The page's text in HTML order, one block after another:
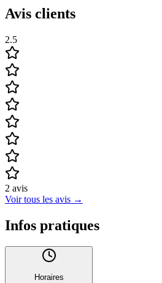
Avis clients
2.5
2 avis
Voir tous les avis →
Infos pratiques
Horaires